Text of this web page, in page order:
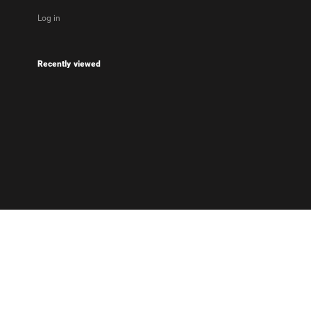
Log in
Recently viewed